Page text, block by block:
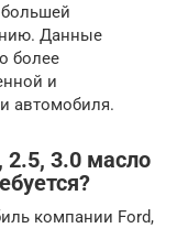
Данные
более
и
автомобиля.
2.5, 3.0 масло
компании Ford,